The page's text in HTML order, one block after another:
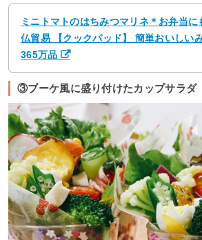
ミニトマトのはちみつマリネ＊お弁当
仏貿易 【クックパッド】 簡単おいしい
365万品
③ブーケ風に盛り付けたカップサラダ